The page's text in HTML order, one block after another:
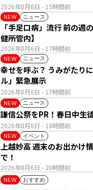
2026年8月6日 - 15時間前
NEW ニュース
2026年8月6日 - 17時間前
「手足口病」流行 前の週の3倍に増加【上越保
健所管内】
NEW ニュース
2026年8月6日 - 17時間前
幸せを呼ぶ？ うみがたり
ル」緊急展示
NEW ニュース
2026年8月6日 - 18時間前
謙信公祭をPR！春日中生
NEW イベント
2026年8月6日 - 20時間前
上越妙高 週末のお出かけ
で！
NEW おすすめ